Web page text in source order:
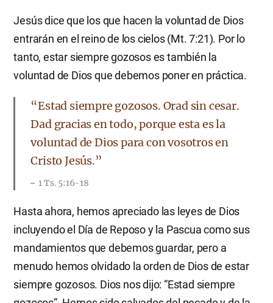
Jesús dice que los que hacen la voluntad de Dios
entrarán en el reino de los cielos (Mt. 7:21). Por lo
tanto, estar siempre gozosos es también la
voluntad de Dios que debemos poner en práctica.
“Estad siempre gozosos. Orad sin cesar.
Dad gracias en todo, porque esta es la
voluntad de Dios para con vosotros en
Cristo Jesús.”
1 Ts. 5:16-18
Hasta ahora, hemos apreciado las leyes de Dios
incluyendo el Día de Reposo y la Pascua como sus
mandamientos que debemos guardar, pero a
menudo hemos olvidado la orden de Dios de estar
siempre gozosos. Dios nos dijo: “Estad siempre